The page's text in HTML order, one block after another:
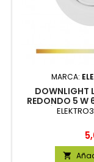
MARCA:
DOWNLIGHT
REDONDO 5 W
FRÍA
